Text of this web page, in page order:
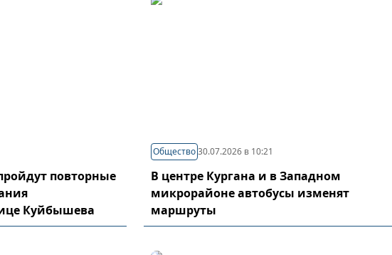
повторные
Куйбышева
Общество 30.07.2026 в 10:21
В центре Кургана и в Западном
микрорайоне автобусы изменят
маршруты